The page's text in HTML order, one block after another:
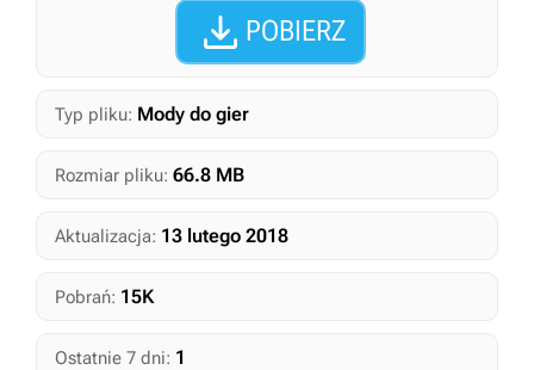
 POBIERZ
Typ pliku: Mody do gier
Rozmiar pliku: 66.8 MB
Aktualizacja: 13 lutego 2018
Pobrań: 15K
Ostatnie 7 dni: 1